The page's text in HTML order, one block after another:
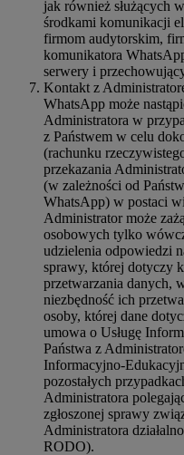
jak również służących
środkami komunikacji
firmom audytorskim,
komunikatora
serwery i
Kontakt z
WhatsApp może
Administratora w
z Państwem w celu
(rachunku
przekazania
(w zależności od
WhatsApp) w postaci
Administrator może
osobowych tylko
udzielenia odpowiedzi
sprawy, której dotyczy
przetwarzania danych,
niezbędność ich
osoby, której dane
umowa o Usługę
Państwa z
Informacyjno-
pozostałych
Administratora
zgłoszonej sprawy
Administratora
RODO).